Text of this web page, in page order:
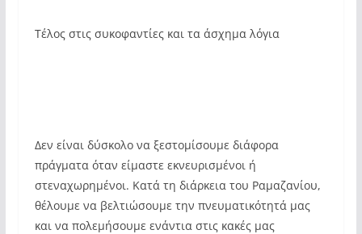
Τέλος στις συκοφαντίες και τα άσχημα λόγια
Δεν είναι δύσκολο να ξεστομίσουμε διάφορα
πράγματα όταν είμαστε εκνευρισμένοι ή
στεναχωρημένοι. Κατά τη διάρκεια του Ραμαζανίου,
θέλουμε να βελτιώσουμε την πνευματικότητά μας
και να πολεμήσουμε ενάντια στις κακές μας